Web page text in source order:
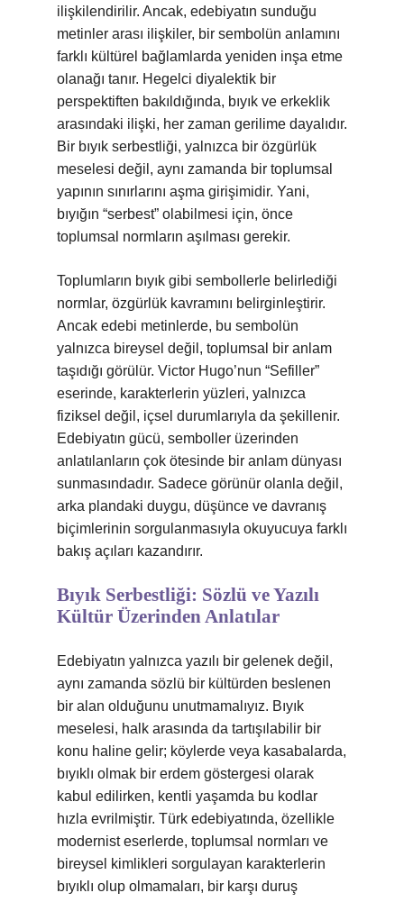
ilişkilendirilir. Ancak, edebiyatın sunduğu
metinler arası ilişkiler, bir sembolün anlamını
farklı kültürel bağlamlarda yeniden inşa etme
olanağı tanır. Hegelci diyalektik bir
perspektiften bakıldığında, bıyık ve erkeklik
arasındaki ilişki, her zaman gerilime dayalıdır.
Bir bıyık serbestliği, yalnızca bir özgürlük
meselesi değil, aynı zamanda bir toplumsal
yapının sınırlarını aşma girişimidir. Yani,
bıyığın “serbest” olabilmesi için, önce
toplumsal normların aşılması gerekir.
Toplumların bıyık gibi sembollerle belirlediği
normlar, özgürlük kavramını belirginleştirir.
Ancak edebi metinlerde, bu sembolün
yalnızca bireysel değil, toplumsal bir anlam
taşıdığı görülür. Victor Hugo’nun “Sefiller”
eserinde, karakterlerin yüzleri, yalnızca
fiziksel değil, içsel durumlarıyla da şekillenir.
Edebiyatın gücü, semboller üzerinden
anlatılanların çok ötesinde bir anlam dünyası
sunmasındadır. Sadece görünür olanla değil,
arka plandaki duygu, düşünce ve davranış
biçimlerinin sorgulanmasıyla okuyucuya farklı
bakış açıları kazandırır.
Bıyık Serbestliği: Sözlü ve Yazılı
Kültür Üzerinden Anlatılar
Edebiyatın yalnızca yazılı bir gelenek değil,
aynı zamanda sözlü bir kültürden beslenen
bir alan olduğunu unutmamalıyız. Bıyık
meselesi, halk arasında da tartışılabilir bir
konu haline gelir; köylerde veya kasabalarda,
bıyıklı olmak bir erdem göstergesi olarak
kabul edilirken, kentli yaşamda bu kodlar
hızla evrilmiştir. Türk edebiyatında, özellikle
modernist eserlerde, toplumsal normları ve
bireysel kimlikleri sorgulayan karakterlerin
bıyıklı olup olmamaları, bir karşı duruş